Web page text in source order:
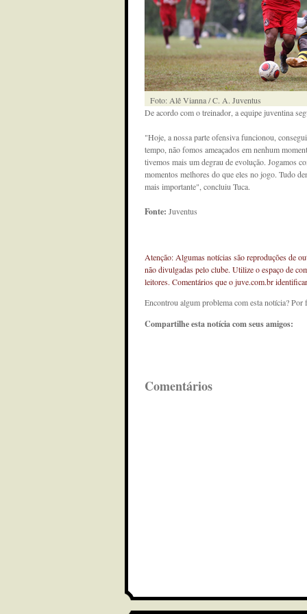
Foto: Alê Vianna / C. A. Juventus
De acordo com o treinador, a equipe juventina
"Hoje, a nossa parte ofensiva funcionou,
tempo, não fomos ameaçados em nenhum
tivemos mais um degrau de evolução. Jogamos
momentos melhores do que eles no jogo. Tudo
mais importante", concluiu Tuca.
Fonte: Juventus
Atenção: Algumas notícias são reproduções de
não divulgadas pelo clube. Utilize o espaço de
leitores. Comentários que o juve.com.br
Encontrou algum problema com esta notícia?
Compartilhe esta notícia com seus amigos:
Comentários